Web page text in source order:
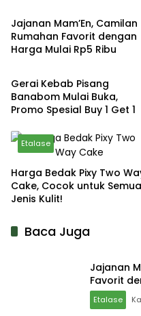
Jajanan Mam’En, Camilan
Rumahan Favorit dengan
Harga Mulai Rp5 Ribu
Etalase
Gerai Kebab Pisang
Banabom Mulai Buka,
Promo Spesial Buy 1 Get 1
Etalase
Harga Bedak Pixy Two
Cake, Cocok untuk Semua
Jenis Kulit!
Baca Juga
Jajanan
Favorit
Etalase